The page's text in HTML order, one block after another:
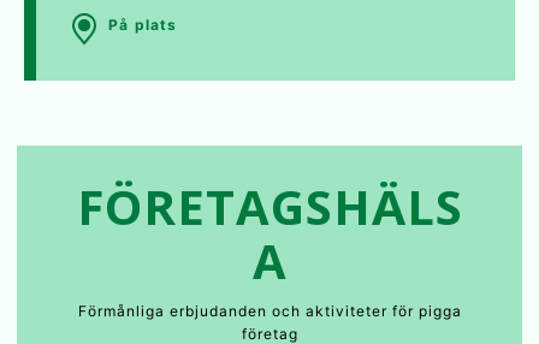
På plats
FÖRETAGSHÄLS
A
Förmånliga erbjudanden och aktiviteter för pigga
företag